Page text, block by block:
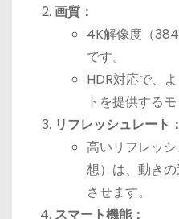
画質：
4K解像度（
です。
HDR対応で、
トを提供する
リフレッシュレート：
高いリフレッ
想）は、動き
させます。
スマート機能：